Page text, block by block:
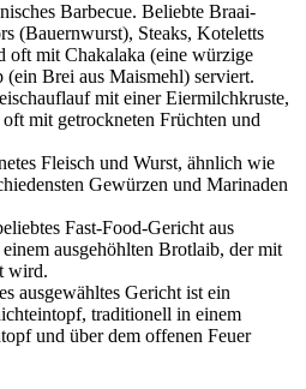
Barbecue. Beliebte Braai-
(Bauernwurst), Steaks, Koteletts
oft mit Chakalaka (eine würzige
(ein Brei aus Maismehl) serviert.
mit einer Eiermilchkruste,
mit getrockneten Früchten und
Fleisch und Wurst, ähnlich wie
Gewürzen und Marinaden
Fast-Food-Gericht aus
ausgehöhlten Brotlaib, der mit
wird.
ausgewähltes Gericht ist ein
traditionell in einem
und über dem offenen Feuer